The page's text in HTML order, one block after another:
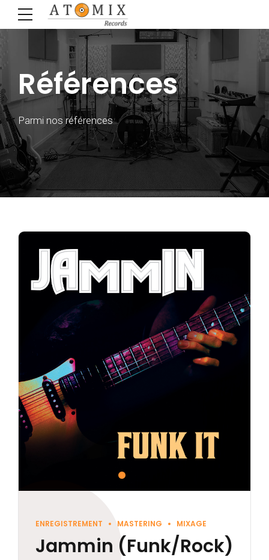
Références
Parmi nos références
ENREGISTREMENT MASTERING MIXAGE
Jammin (Funk/Rock)